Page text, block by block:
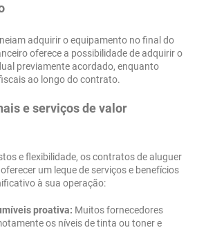
adquirir o equipamento no final do
oferece a possibilidade de adquirir o
previamente acordado, enquanto
ao longo do contrato.
e serviços de valor
e flexibilidade, os contratos de aluguer
um leque de serviços e benefícios
à sua operação:
proativa: Muitos fornecedores
os níveis de tinta ou toner e